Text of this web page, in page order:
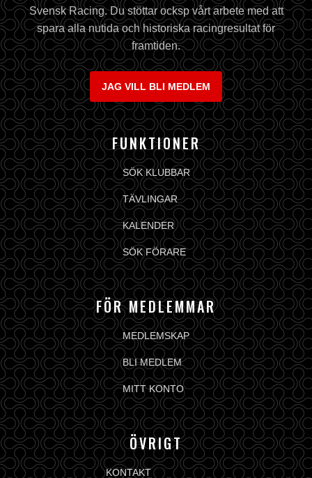
Svensk Racing. Du stöttar ocksp vårt arbete med att
spara alla nutida och historiska racingresultat för
framtiden.
JAG VILL BLI MEDLEM
FUNKTIONER
SÖK KLUBBAR
TÄVLINGAR
KALENDER
SÖK FÖRARE
FÖR MEDLEMMAR
MEDLEMSKAP
BLI MEDLEM
MITT KONTO
ÖVRIGT
KONTAKT